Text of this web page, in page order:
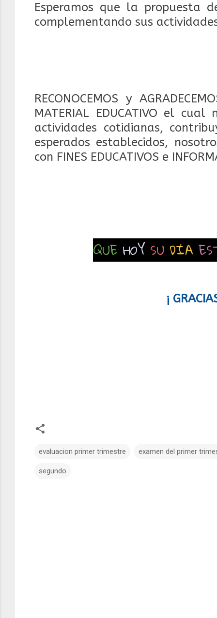
Esperamos que la propuesta
complementando sus
RECONOCEMOS y
MATERIAL EDUCATIVO el
actividades cotidianas,
esperados establecidos,
con FINES EDUCATIVOS e
QUE HOY SU DÍA
¡
evaluacion primer trimestre examen del primer
segundo